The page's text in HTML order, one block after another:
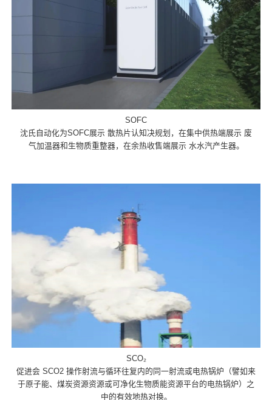
SOFC
沈氏自动化为SOFC展示 散热片认知决规划，在集中供热端展示 废
气加温器和生物质重整器，在余热收售端展示 水水汽产生器。
SCO₂
促进会 SCO2 操作射流与循环往复内的同一射流或电热锅炉（譬如来
于原子能、煤炭资源资源或可净化生物质能资源平台的电热锅炉）之
中的有效地热对换。